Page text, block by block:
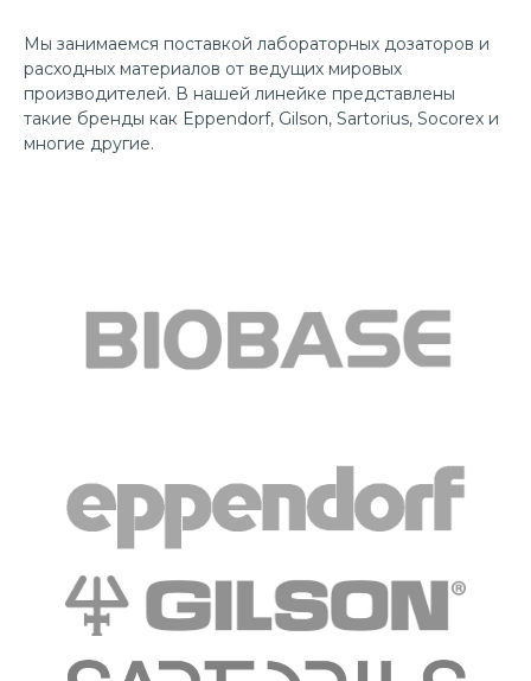
Мы занимаемся поставкой лабораторных дозаторов и
расходных материалов от ведущих мировых
производителей. В нашей линейке представлены
такие бренды как Eppendorf, Gilson, Sartorius, Socorex и
многие другие.